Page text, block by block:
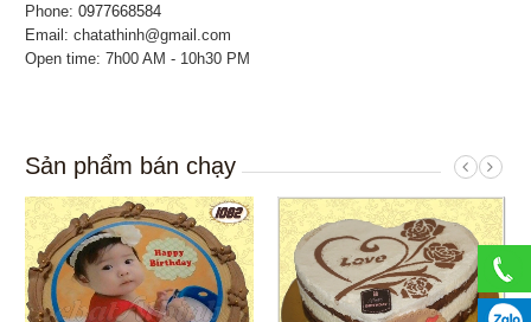
Phone:0977668584
Email: chatathinh@gmail.com
Open time: 7h00 AM - 10h30 PM
Sản phẩm bán chạy